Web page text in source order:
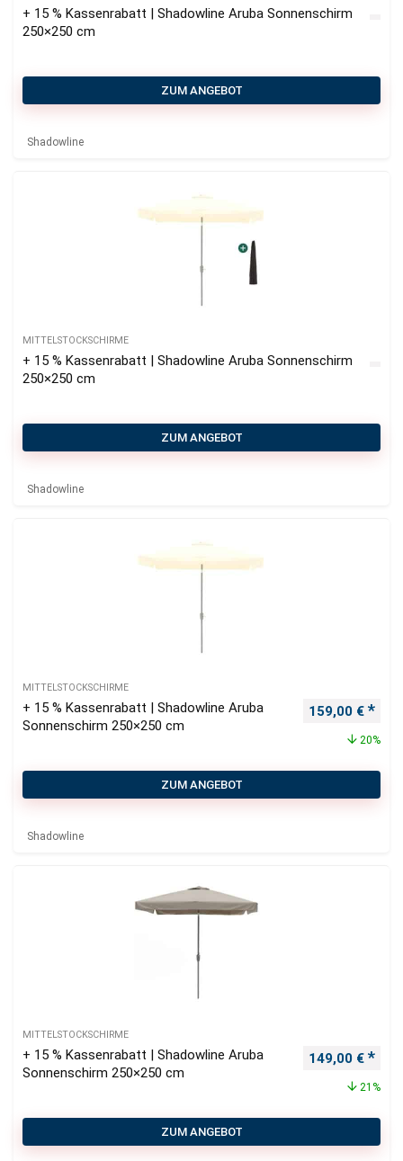
+ 15 % Kassenrabatt | Shadowline Aruba Sonnenschirm
250×250 cm
ZUM ANGEBOT
Shadowline
MITTELSTOCKSCHIRME
+ 15 % Kassenrabatt | Shadowline Aruba Sonnenschirm
250×250 cm
ZUM ANGEBOT
Shadowline
MITTELSTOCKSCHIRME
+ 15 % Kassenrabatt | Shadowline Aruba
Sonnenschirm 250×250 cm
159,00 €
20%
ZUM ANGEBOT
Shadowline
MITTELSTOCKSCHIRME
+ 15 % Kassenrabatt | Shadowline Aruba
Sonnenschirm 250×250 cm
149,00 €
21%
ZUM ANGEBOT